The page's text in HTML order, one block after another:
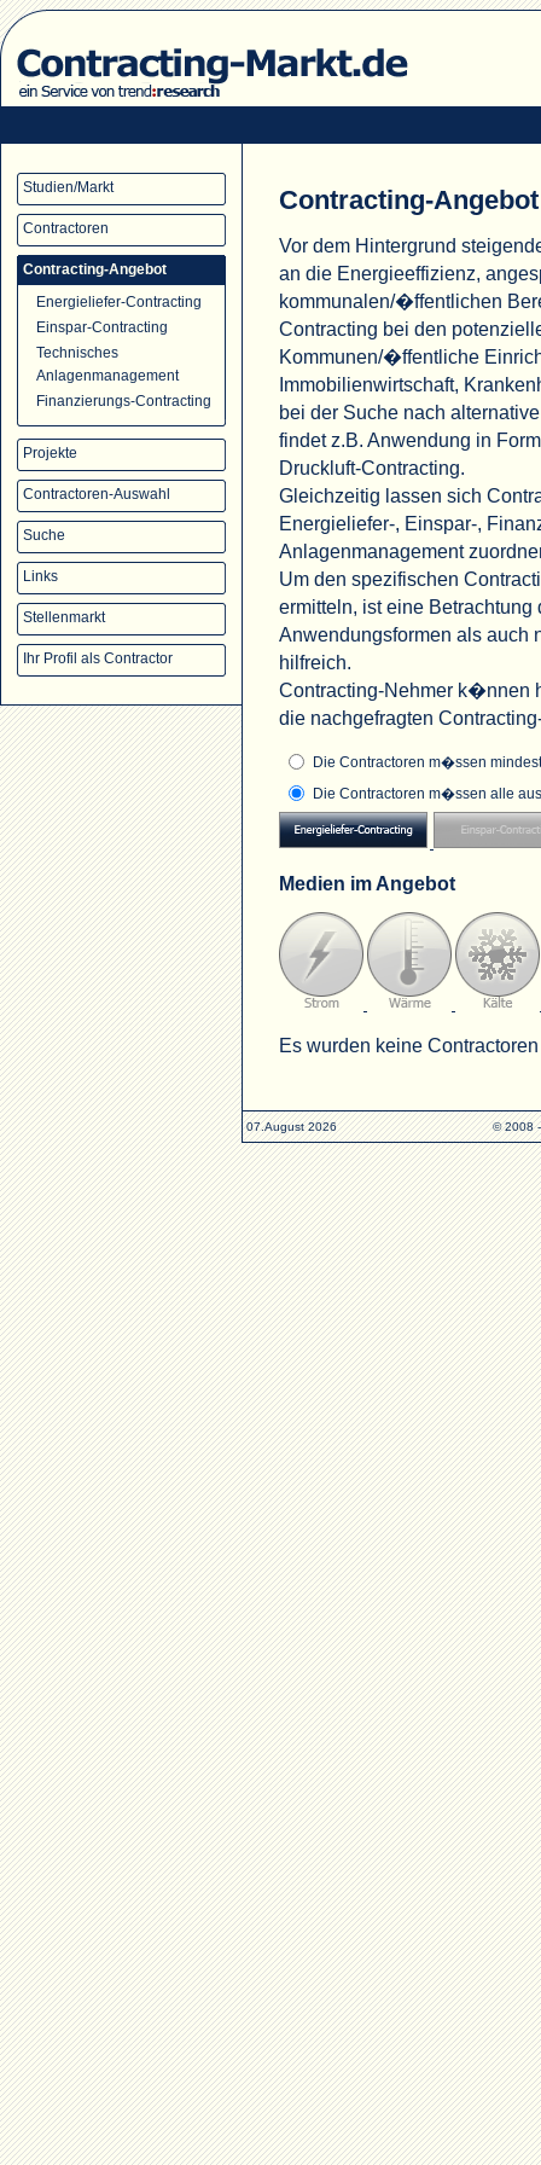
Studien/Markt
Contractoren
Contracting-Angebot
Energieliefer-Contracting
Einspar-Contracting
Technisches
Anlagenmanagement
Finanzierungs-Contracting
Projekte
Contractoren-Auswahl
Suche
Links
Stellenmarkt
Ihr Profil als Contractor
Contracting-Angebot
Vor dem Hintergrund
an die Energieeffizienz,
kommunalen/�ffentlichen
Contracting bei den
Kommunen/�ffentliche
Immobilienwirtschaft,
bei der Suche nach
findet z.B. Anwendung in
Druckluft-Contracting.
Gleichzeitig lassen sich
Energieliefer-, Einspar-,
Anlagenmanagement
Um den spezifischen
ermitteln, ist eine
Anwendungsformen als auch
hilfreich.
Contracting-Nehmer k�nnen
die nachgefragten
Die Contractoren m�ssen
Die Contractoren m�ssen alle
Medien im Angebot
Es wurden keine
07.August 2026 © 2008